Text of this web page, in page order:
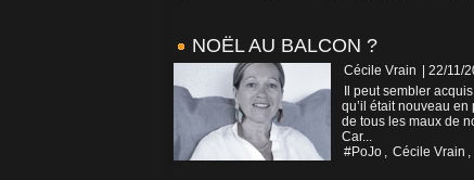
NOËL AU BALCON ?
Cécile Vrain | 22/11/
Il peut sembler
qu’il était nouveau
de tous les maux de
Car...
#PoJo , Cécile Vrain ,